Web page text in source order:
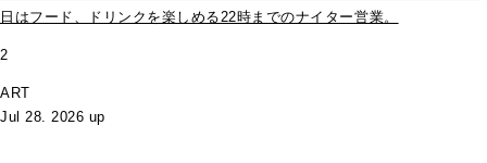
日はフード、ドリンクを楽しめる22時までのナイター営業。
2
ART
Jul 28. 2026 up